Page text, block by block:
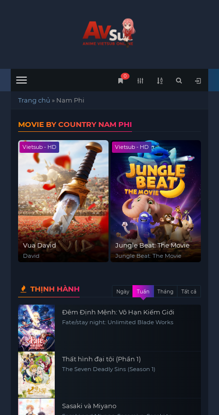
Menu
0
Trang chủ » Nam Phi
MOVIE BY COUNTRY NAM PHI
Vietsub - HD
Vua David
David
Vietsub - HD
Jungle Beat: The Movie
Jungle Beat: The Movie
THỊNH HÀNH Ngày Tuần Tháng Tất cả
Đêm Định Mệnh: Vô Hạn Kiếm Giới
Fate/stay night: Unlimited Blade Works
Thất hình đại tội (Phần 1)
The Seven Deadly Sins (Season 1)
Sasaki và Miyano